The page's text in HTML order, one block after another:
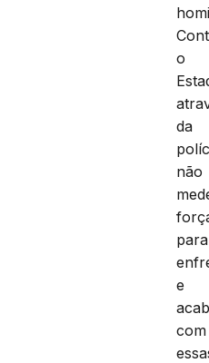
o
da
não
para
e
com